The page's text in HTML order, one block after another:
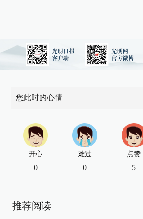
您此时的心情
开心
0
难过
0
点赞
5
推荐阅读